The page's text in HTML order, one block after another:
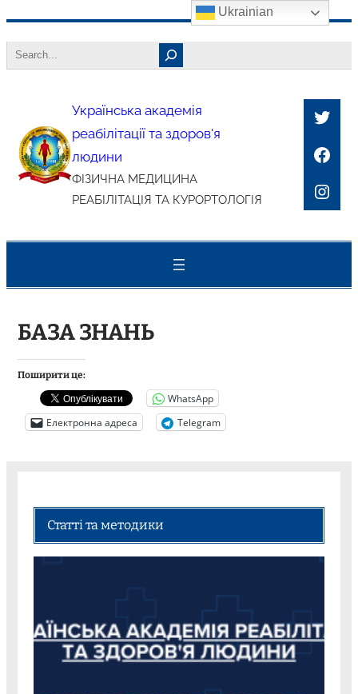
до
Search
Українська академія
реабілітації та здоров'я
людини
ФІЗИЧНА МЕДИЦИНА
РЕАБІЛІТАЦІЯ ТА КУРОРТОЛОГІЯ
БАЗА ЗНАНЬ
Поширити це:
WhatsApp
Електронна адреса
Telegram
Статті та методики
Ukrainian